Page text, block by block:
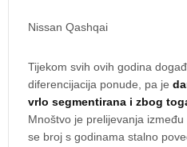
Nissan Qashqai
Tijekom svih ovih godina
diferencijacija ponude, pa je
vrlo segmentirana i zbog
Mnoštvo je prelijevanja
se broj s godinama stalno